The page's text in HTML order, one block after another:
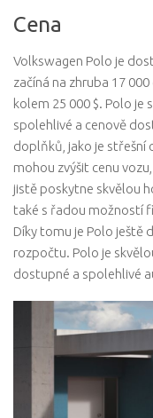
Cena
Volkswagen Polo je
začíná na zhruba 17
kolem 25 000 $. Polo
spolehlivé a cenově
doplňků, jako je střešní
mohou zvýšit cenu
jistě poskytne skvělou
také s řadou možností
Díky tomu je Polo ještě
rozpočtu. Polo je
dostupné a spolehlivé